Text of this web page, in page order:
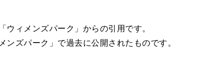
ウィメンズパーク」からの引用です。
ンズパーク」で過去に公開されたものです。